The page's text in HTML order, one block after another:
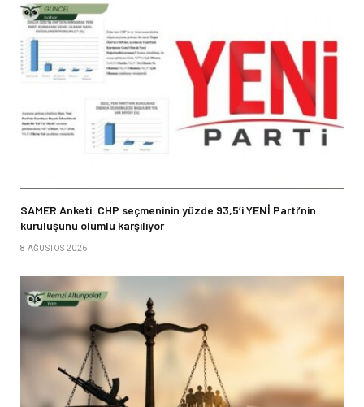
SAMER Anketi: CHP seçmeninin yüzde 93,5’i YENİ Parti’nin
kuruluşunu olumlu karşılıyor
8 AĞUSTOS 2026